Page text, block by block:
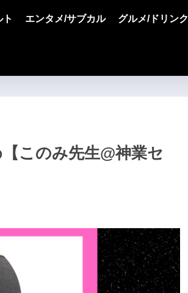
ト エンタメ/サブカル グルメ/ドリンク
このみ先生@神業セ